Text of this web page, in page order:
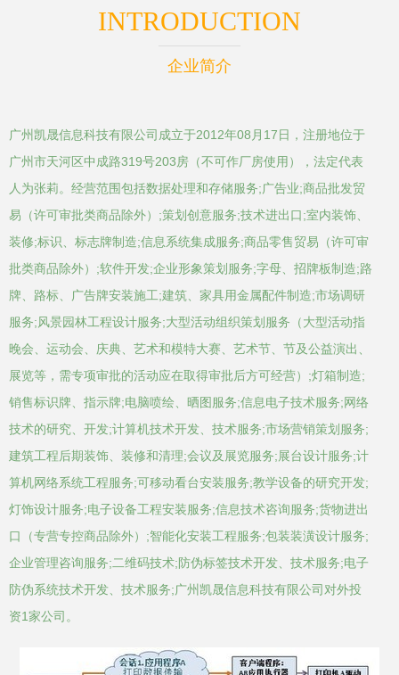
INTRODUCTION
企业简介
广州凯晟信息科技有限公司成立于2012年08月17日，注册地位于
广州市天河区中成路319号203房（不可作厂房使用），法定代表
人为张莉。经营范围包括数据处理和存储服务;广告业;商品批发贸
易（许可审批类商品除外）;策划创意服务;技术进出口;室内装饰、
装修;标识、标志牌制造;信息系统集成服务;商品零售贸易（许可审
批类商品除外）;软件开发;企业形象策划服务;字母、招牌板制造;路
牌、路标、广告牌安装施工;建筑、家具用金属配件制造;市场调研
服务;风景园林工程设计服务;大型活动组织策划服务（大型活动指
晚会、运动会、庆典、艺术和模特大赛、艺术节、节及公益演出、
展览等，需专项审批的活动应在取得审批后方可经营）;灯箱制造;
销售标识牌、指示牌;电脑喷绘、晒图服务;信息电子技术服务;网络
技术的研究、开发;计算机技术开发、技术服务;市场营销策划服务;
建筑工程后期装饰、装修和清理;会议及展览服务;展台设计服务;计
算机网络系统工程服务;可移动看台安装服务;教学设备的研究开发;
灯饰设计服务;电子设备工程安装服务;信息技术咨询服务;货物进出
口（专营专控商品除外）;智能化安装工程服务;包装装潢设计服务;
企业管理咨询服务;二维码技术;防伪标签技术开发、技术服务;电子
防伪系统技术开发、技术服务;广州凯晟信息科技有限公司对外投
资1家公司。